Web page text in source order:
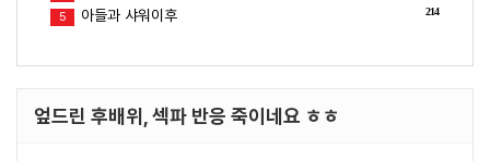
214
5 아들과 샤워이후
엎드린 후배위, 섹파 반응 죽이네요 ㅎㅎ